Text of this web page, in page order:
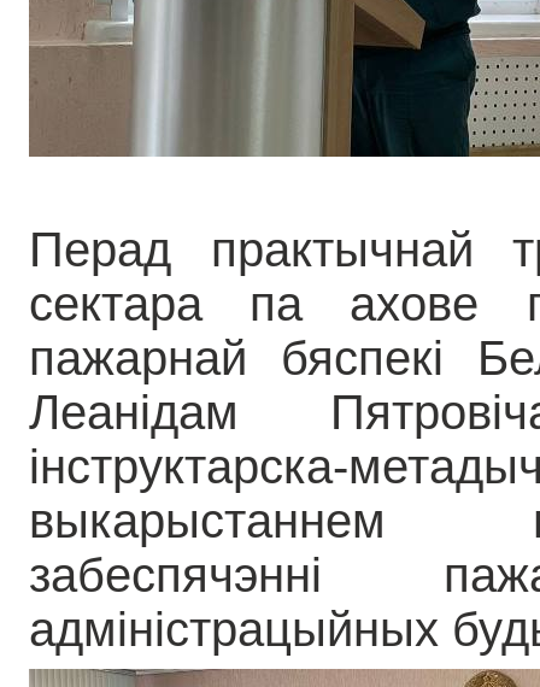
Перад практычнай
сектара па ахове
пажарнай бяспекі
Леанідам
інструктарска-
выкарыстаннем
забеспячэнні
адміністрацыйных